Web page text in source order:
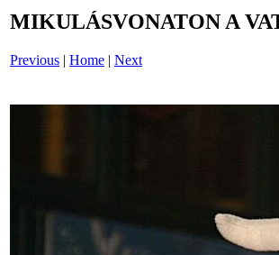
MIKULÁSVONATON A
Previous | Home | Next